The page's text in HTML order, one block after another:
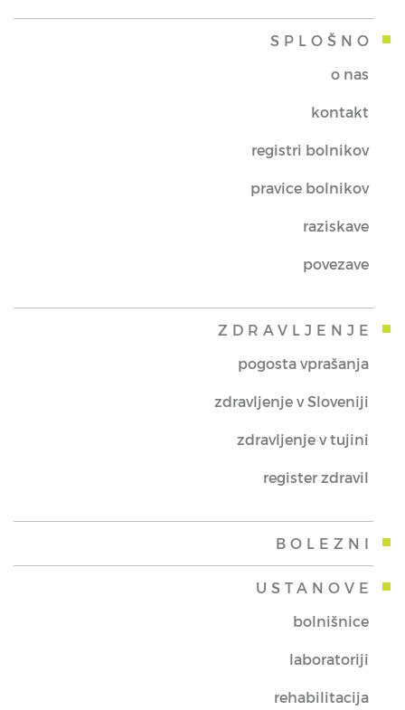
SPLOŠNO
o nas
kontakt
registri bolnikov
pravice bolnikov
raziskave
povezave
ZDRAVLJENJE
pogosta vprašanja
zdravljenje v Sloveniji
zdravljenje v tujini
register zdravil
BOLEZNI
USTANOVE
bolnišnice
laboratoriji
rehabilitacija